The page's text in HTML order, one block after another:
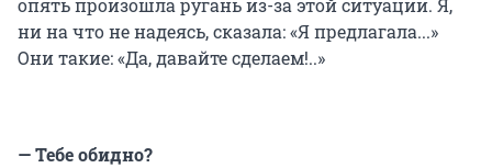
опять произошла ругань из-за этой ситуации. Я,
ни на что не надеясь, сказала: «Я предлагала...»
Они такие: «Да, давайте сделаем!..»
— Тебе обидно?